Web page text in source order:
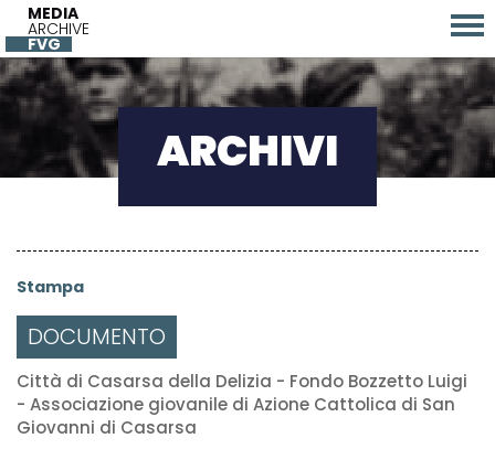
MEDIA
ARCHIVE
FVG
ARCHIVI
Stampa
DOCUMENTO
Città di Casarsa della Delizia - Fondo Bozzetto Luigi
- Associazione giovanile di Azione Cattolica di San
Giovanni di Casarsa